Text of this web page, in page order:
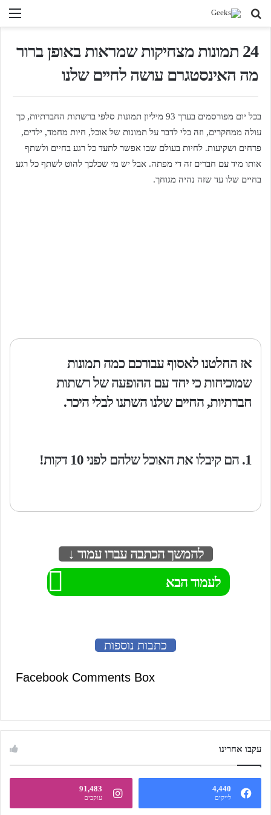
חיפוש
24 תמונות מצחיקות שמראות באופן ברור
מה האינסטגרם עושה לחיים שלנו
בכל יום מפורסמים בערך 93 מיליון תמונות סלפי ברשתות החברתיות, כך
עולה ממחקרים, וזה בלי לדבר על תמונות של אוכל, חיות מחמד, ילדים,
פרחים ושקיעות. לחיות בעולם שבו אפשר לתעד כל רגע בחיים ולשתף
אותו מיד עם חברים זה די מפתה. אבל יש מי שכלכך להוט לשתף כל רגע
בחיים שלו עד שזה נהיה מגוחך.
אז החלטנו לאסוף עבורכם כמה תמונות
שמוכיחות כי יחד עם ההופעה של רשתות
חברתיות, החיים שלנו השתנו לבלי היכר.
1. הם קיבלו את האוכל שלהם לפני 10 דקות!
להמשך הכתבה עברו עמוד ↓
לעמוד הבא
כתבות נוספות
Facebook Comments Box
עקבו אחרינו
4,440
לייקים
91,483
עוקבים